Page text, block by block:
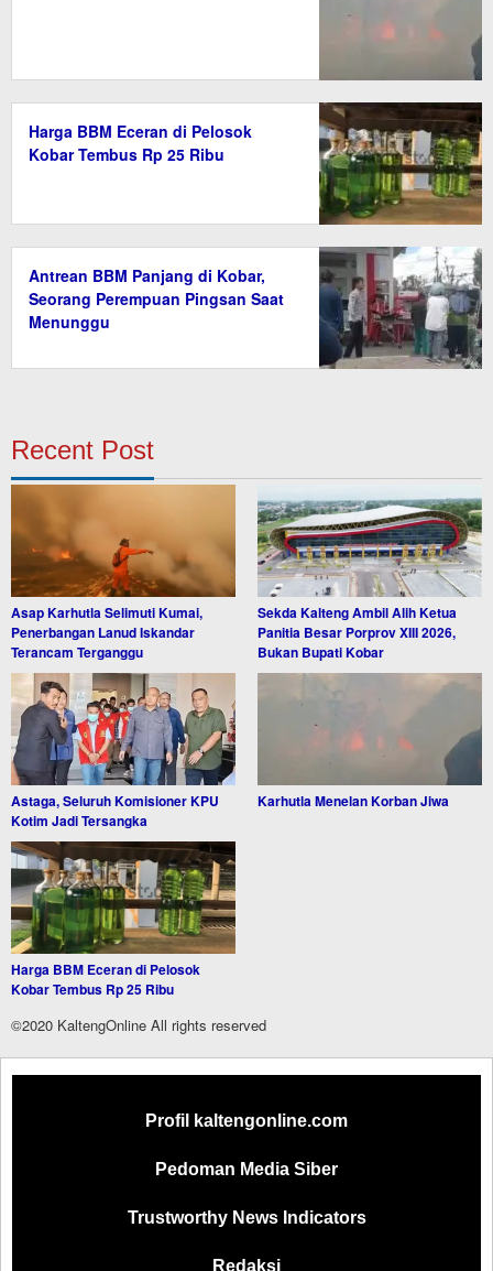
Harga BBM Eceran di Pelosok
Kobar Tembus Rp 25 Ribu
Antrean BBM Panjang di Kobar,
Seorang Perempuan Pingsan Saat
Menunggu
Recent Post
Asap Karhutla Selimuti Kumai,
Penerbangan Lanud Iskandar
Terancam Terganggu
Sekda Kalteng Ambil Alih Ketua
Panitia Besar Porprov XIII 2026,
Bukan Bupati Kobar
Astaga, Seluruh Komisioner KPU
Kotim Jadi Tersangka
Karhutla Menelan Korban Jiwa
Harga BBM Eceran di Pelosok
Kobar Tembus Rp 25 Ribu
©2020 KaltengOnline All rights reserved
Profil kaltengonline.com
Pedoman Media Siber
Trustworthy News Indicators
Redaksi